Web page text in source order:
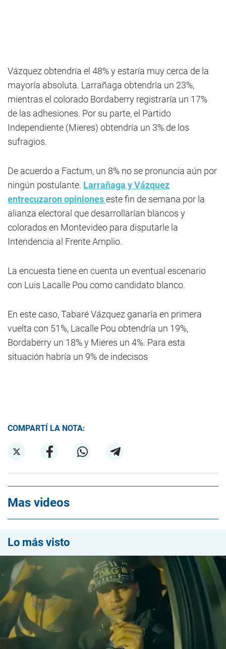
Vázquez obtendría el 48% y estaría muy cerca de la
mayoría absoluta. Larrañaga obtendría un 23%,
mientras el colorado Bordaberry registraría un 17%
de las adhesiones. Por su parte, el Partido
Independiente (Mieres) obtendría un 3% de los
sufragios.
De acuerdo a Factum, un 8% no se pronuncia aún por
ningún postulante. Larrañaga y Vázquez
entrecuzaron opinioneseste fin de semana por la
alianza electoral que desarrollarían blancos y
colorados en Montevideo para disputarle la
Intendencia al Frente Amplio.
La encuesta tiene en cuenta un eventual escenario
con Luis Lacalle Pou como candidato blanco.
En este caso, Tabaré Vázquez ganaría en primera
vuelta con 51%, Lacalle Pou obtendría un 19%,
Bordaberry un 18% y Mieres un 4%. Para esta
situación habría un 9% de indecisos
COMPARTÍ LA NOTA:
Mas videos
Lo más visto